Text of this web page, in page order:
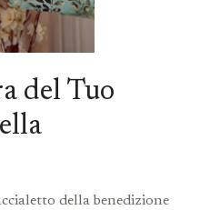
del Tuo
della benedizione